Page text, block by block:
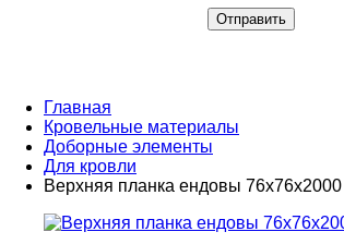
Главная
Кровельные материалы
Доборные элементы
Для кровли
Верхняя планка ендовы